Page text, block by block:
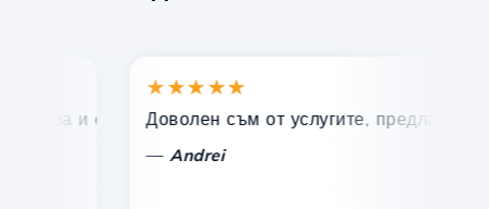
и ефективна техническа поддръжка.
★★★★★
Доволен съм от услугите, предлагани от
Andrei